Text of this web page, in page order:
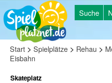
Suche
Start > Spielplätze > Rehau >
Eisbahn
Skateplatz